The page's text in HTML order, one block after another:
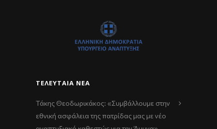
ΤΕΛΕΥΤΑΊΑ ΝΈΑ
Τάκης Θεοδωρικάκος: «Συμβάλλουμε στην
εθνική ασφάλεια της πατρίδας μας με νέο